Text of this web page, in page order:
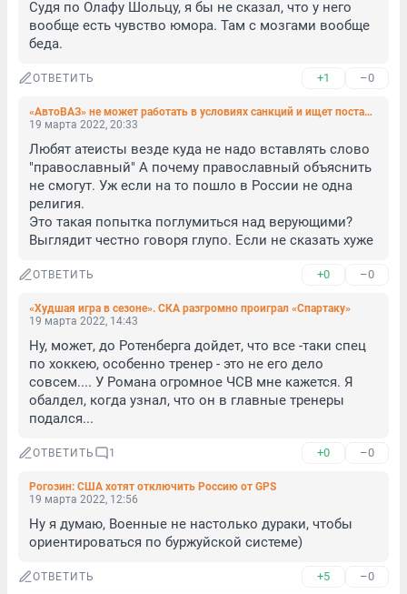
Судя по Олафу Шольцу, я бы не сказал, что у него
вообще есть чувство юмора. Там с мозгами вообще
беда.
ОТВЕТИТЬ +1 –0
«АвтоВАЗ» не может работать в условиях санкций и ищет поставщиков в Азии
19 марта 2022, 20:33
Любят атеисты везде куда не надо вставлять слово
"православный" А почему православный объяснить
не смогут. Уж если на то пошло в России не одна
религия.
Это такая попытка поглумиться над верующими?
Выглядит честно говоря глупо. Если не сказать хуже
ОТВЕТИТЬ +0 –0
«Худшая игра в сезоне». СКА разгромно проиграл «Спартаку»
19 марта 2022, 14:43
Ну, может, до Ротенберга дойдет, что все -таки спец
по хоккею, особенно тренер - это не его дело
совсем.... У Романа огромное ЧСВ мне кажется. Я
обалдел, когда узнал, что он в главные тренеры
подался...
ОТВЕТИТЬ 1 +0 –0
Рогозин: США хотят отключить Россию от GPS
19 марта 2022, 12:56
Ну я думаю, Военные не настолько дураки, чтобы
ориентироваться по буржуйской системе)
ОТВЕТИТЬ +5 –0